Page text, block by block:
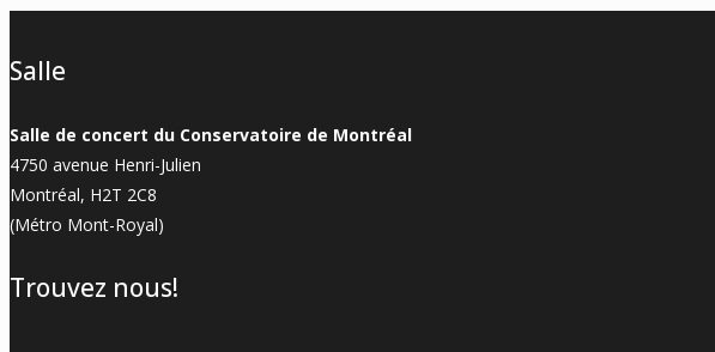
Salle
Salle de concert du Conservatoire de Montréal
4750 avenue Henri-Julien
Montréal, H2T 2C8
(Métro Mont-Royal)
Trouvez nous!